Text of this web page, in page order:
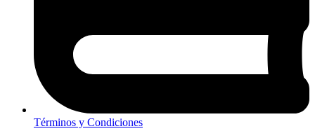
Términos y Condiciones